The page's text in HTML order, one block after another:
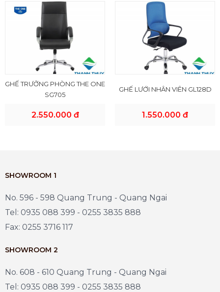
GHẾ TRƯỞNG PHÒNG THE ONE
SG705
2.550.000 đ
GHẾ LƯỚI NHÂN VIÊN GL128D
1.550.000 đ
SHOWROOM 1
No. 596 - 598 Quang Trung - Quang Ngai
Tel: 0935 088 399 - 0255 3835 888
Fax: 0255 3716 117
SHOWROOM 2
No. 608 - 610 Quang Trung - Quang Ngai
Tel: 0935 088 399 - 0255 3835 888